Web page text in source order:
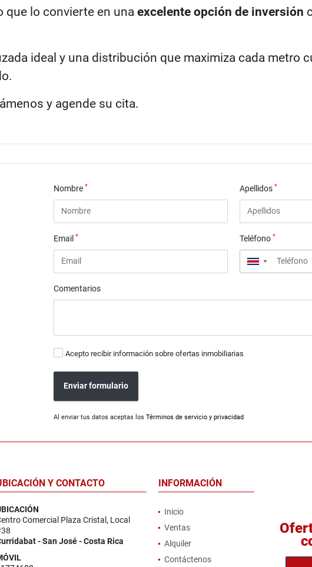
que lo convierte en una excelente opción de inversión
ideal y una distribución que maximiza cada metro
y agende su cita.
Nombre* Apellidos *
Email* Teléfono *
▼
Comentarios
Acepto recibir información sobre ofertas inmobiliarias
Enviar formulario
Al enviar tus datos aceptas losTérminos de servicio y privacidad
Y CONTACTO
Comercial Plaza Cristal, Local
- San José - Costa Rica
INFORMACIÓN
Inicio
Ventas
Alquiler
Contáctenos